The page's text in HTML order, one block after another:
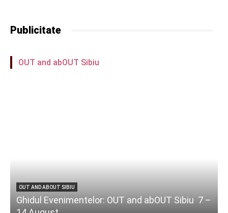
Publicitate
OUT and abOUT Sibiu
OUT AND ABOUT SIBIU
Ghidul Evenimentelor: OUT and abOUT Sibiu 7 –